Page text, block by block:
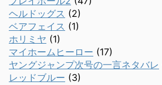
ヘルドッグス (2)
ベアフェイス (1)
ホリミヤ (1)
マイホームヒーロー (17)
ヤングジャンプ次号の一言ネタバレ
レッドブルー (3)